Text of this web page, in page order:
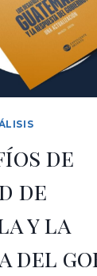
de
de
y la
del